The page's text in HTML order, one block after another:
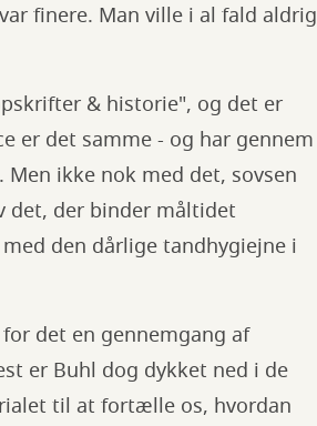
finere. Man ville i al fald aldrig
& historie", og det er
er det samme - og har gennem
ikke nok med det, sovsen
det, der binder måltidet
den dårlige tandhygiejne i
det en gennemgang af
er Buhl dog dykket ned i de
til at fortælle os, hvordan